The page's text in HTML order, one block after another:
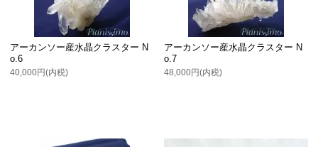
アーカンソー産水晶クラスター N
o.6
40,000円(内税)
アーカンソー産水晶クラスター N
o.7
48,000円(内税)